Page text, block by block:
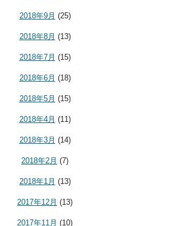
2018年9月 (25)
2018年8月 (13)
2018年7月 (15)
2018年6月 (18)
2018年5月 (15)
2018年4月 (11)
2018年3月 (14)
2018年2月 (7)
2018年1月 (13)
2017年12月 (13)
2017年11月 (10)